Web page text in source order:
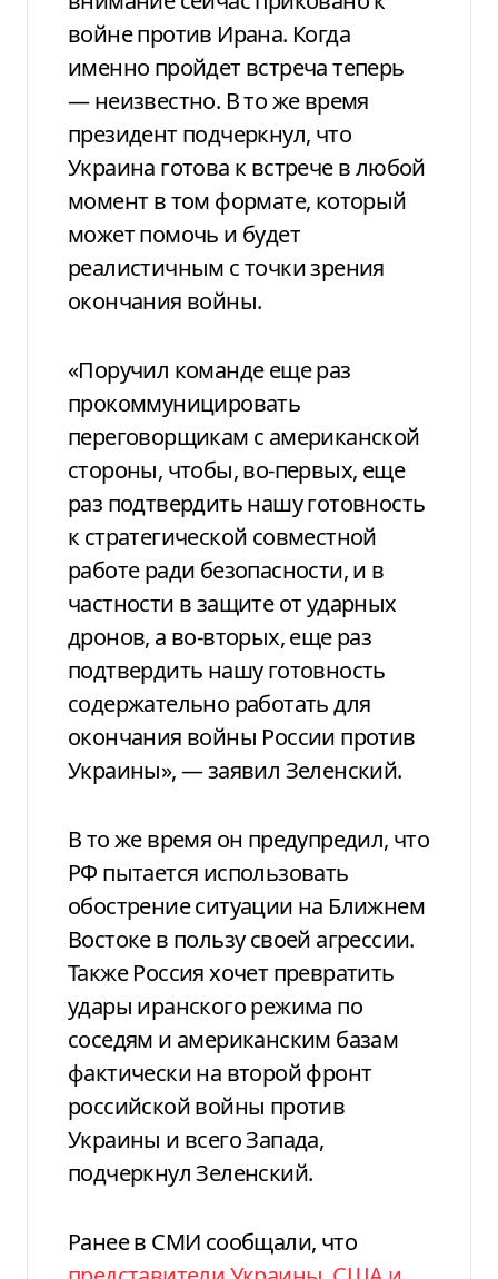
войне против Ирана. Когда
именно пройдет встреча теперь
— неизвестно. В то же время
президент подчеркнул, что
Украина готова к встрече в любой
момент в том формате, который
может помочь и будет
реалистичным с точки зрения
окончания войны.
«Поручил команде еще раз
прокоммуницировать
переговорщикам с американской
стороны, чтобы, во-первых, еще
раз подтвердить нашу готовность
к стратегической совместной
работе ради безопасности, и в
частности в защите от ударных
дронов, а во-вторых, еще раз
подтвердить нашу готовность
содержательно работать для
окончания войны России против
Украины», — заявил Зеленский.
В то же время он предупредил, что
РФ пытается использовать
обострение ситуации на Ближнем
Востоке в пользу своей агрессии.
Также Россия хочет превратить
удары иранского режима по
соседям и американским базам
фактически на второй фронт
российской войны против
Украины и всего Запада,
подчеркнул Зеленский.
Ранее в СМИ сообщали, что